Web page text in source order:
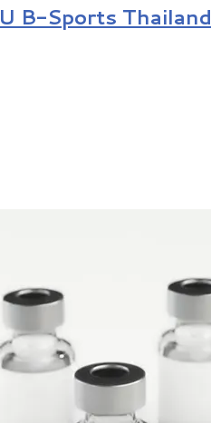
B-Sports Thailand